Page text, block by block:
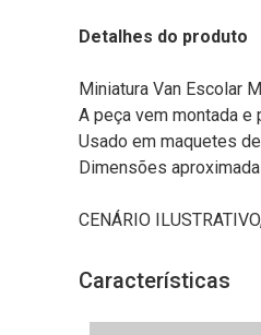
Detalhes do produto
Miniatura Van Escolar
A peça vem montada e
Usado em maquetes
Dimensões
CENÁRIO
Características